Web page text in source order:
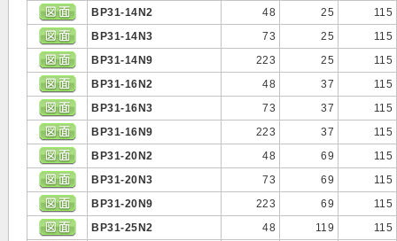
BP31-14N2
48 25
115
BP31-14N3
73 25
115
BP31-14N9
223 25
115
BP31-16N2
48 37
115
BP31-16N3
73 37
115
BP31-16N9
223 37
115
BP31-20N2
48 69
115
BP31-20N3
73 69
115
BP31-20N9
223 69
115
BP31-25N2
48 119
115